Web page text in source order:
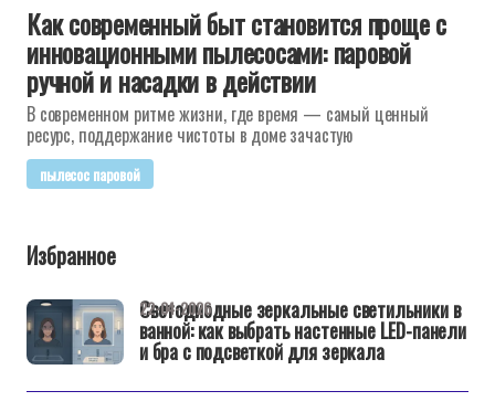
Как современный быт становится проще с
инновационными пылесосами: паровой
ручной и насадки в действии
В современном ритме жизни, где время — самый ценный
ресурс, поддержание чистоты в доме зачастую
пылесос паровой
Избранное
Светодиодные зеркальные светильники в
ванной: как выбрать настенные LED-панели
и бра с подсветкой для зеркала
22-04-2026